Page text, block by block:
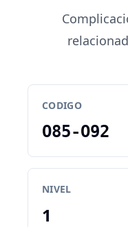
CODIGO
O85-O92
NIVEL
1